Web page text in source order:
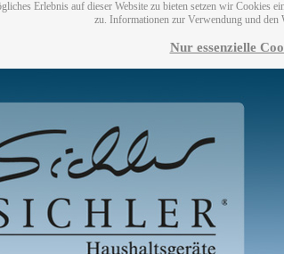
Erlebnis auf dieser Website zu bieten setzen wir
zu. Informationen zur Verwendung und
Nur essenzielle